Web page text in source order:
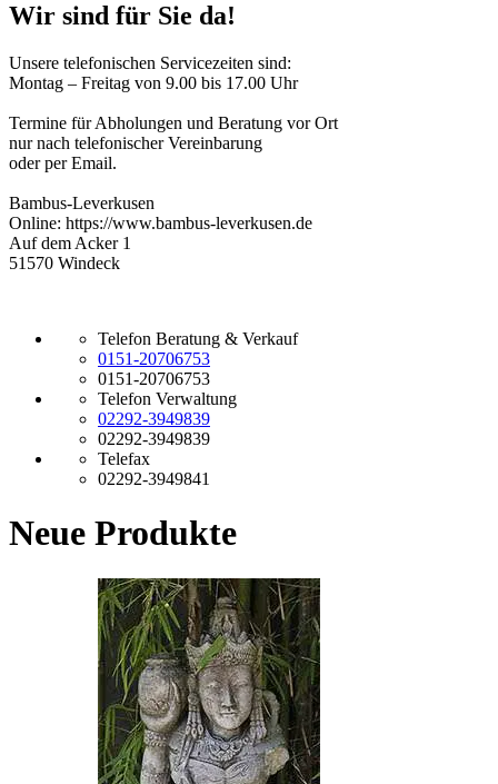
Wir sind für Sie da!
Unsere telefonischen Servicezeiten sind:
Montag – Freitag von 9.00 bis 17.00 Uhr
Termine für Abholungen und Beratung vor Ort
nur nach telefonischer Vereinbarung
oder per Email.
Bambus-Leverkusen
Online: https://www.bambus-leverkusen.de
Auf dem Acker 1
51570 Windeck
Telefon Beratung & Verkauf
0151-20706753
0151-20706753
Telefon Verwaltung
02292-3949839
02292-3949839
Telefax
02292-3949841
Neue Produkte